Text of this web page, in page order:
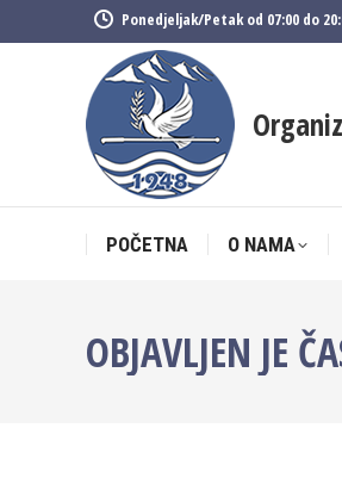
Ponedjeljak/Petak od 07:00 do
POČETNA O NAMA
OBJAVLJEN JE
POČETNA O NAMA